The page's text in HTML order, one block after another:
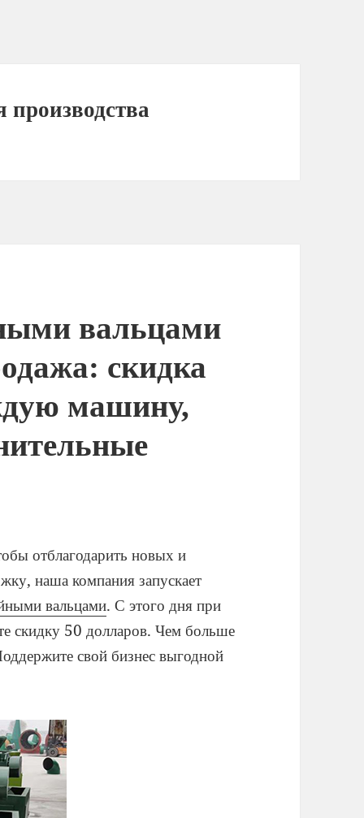
производства
вальцами
скидка
машину,
отблагодарить новых и
наша компания запускает
вальцами. С этого дня при
скидку 50 долларов. Чем больше
свой бизнес выгодной